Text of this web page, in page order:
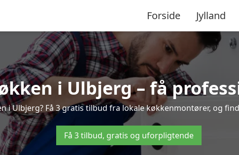
Forside Jylland
i Ulbjerg – få
i Ulbjerg? Få 3 gratis tilbud fra lokale køkkenmontører, og
Få 3 tilbud, gratis og uforpligtende